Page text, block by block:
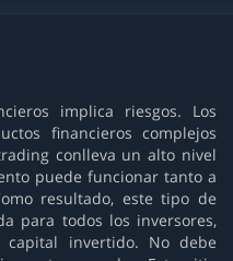
implica riesgos. Los
financieros complejos
conlleva un alto nivel
puede funcionar tanto a
resultado, este tipo de
para todos los inversores,
invertido. No debe